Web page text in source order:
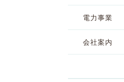
電力事業
会社案内